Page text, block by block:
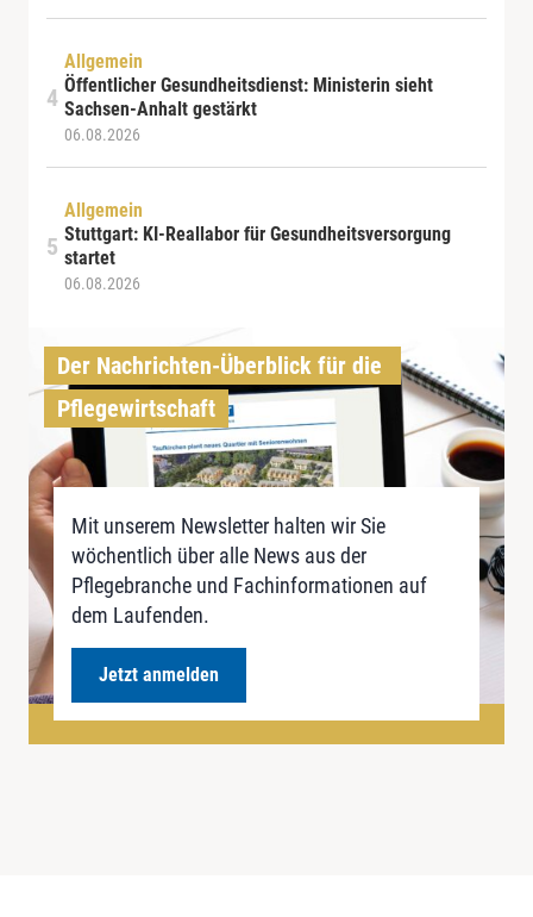
Allgemein
Öffentlicher Gesundheitsdienst: Ministerin sieht
Sachsen-Anhalt gestärkt
06.08.2026
Allgemein
Stuttgart: KI-Reallabor für Gesundheitsversorgung
startet
06.08.2026
Der Nachrichten-Überblick für die
Pflegewirtschaft
Mit unserem Newsletter halten wir Sie
wöchentlich über alle News aus der
Pflegebranche und Fachinformationen auf
dem Laufenden.
Jetzt anmelden